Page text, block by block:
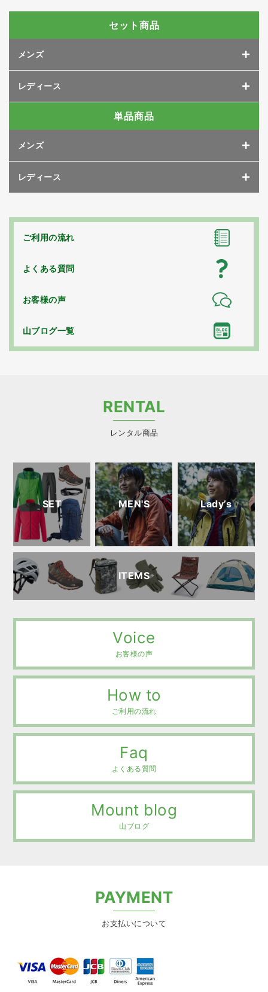
セット商品
メンズ
レディース
単品商品
メンズ
レディース
ご利用の流れ
よくある質問
お客様の声
山ブログ一覧
RENTAL
レンタル商品
SET MEN'S Lady’s
ITEMS
Voice
お客様の声
How to
ご利用の流れ
Faq
よくある質問
Mount blog
山ブログ
PAYMENT
お支払いについて